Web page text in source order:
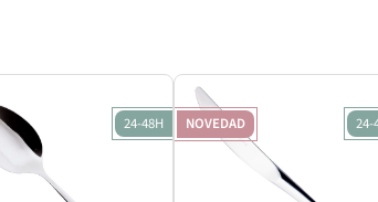
24-48H NOVEDAD 24-